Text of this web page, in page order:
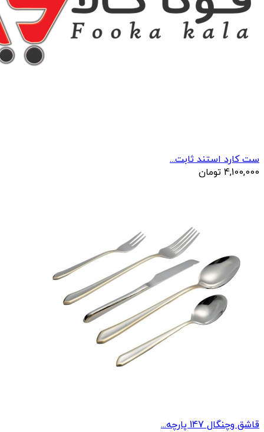
ست کارد استند ثابت...
4,100,000 تومان
قاشق وچنگال 147 پارچه...